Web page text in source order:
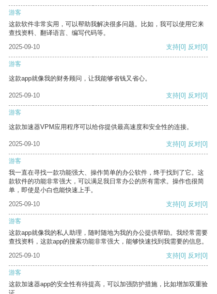
游客
这款软件非常实用，可以帮助我解决很多问题。比如，我可以使用它来
查找资料、翻译语言、编写代码等。
2025-09-10
支持[0] 反对[0]
游客
这款app就像我的财务顾问，让我能够省钱又省心。
2025-09-10 支持[0] 反对[0]
游客
这款加速器VPM应用程序可以给你提供最高速度和安全性的连接。
2025-09-10 支持[0] 反对[0]
游客
我一直在寻找一款功能强大、操作简单的办公软件，终于找到了它。这
款软件的功能非常强大，可以满足我日常办公的所有需求。操作也很简
单，即使是小白也能快速上手。
2025-09-10
支持[0] 反对[0]
游客
这款app就像我的私人助理，随时随地为我的办公提供帮助。我经常需要
查找资料，这款app的搜索功能非常强大，能够快速找到我需要的信息。
2025-09-10
支持[0] 反对[0]
游客
这款加速器app的安全性有待提高，可以加强防护措施，比如增加双重验